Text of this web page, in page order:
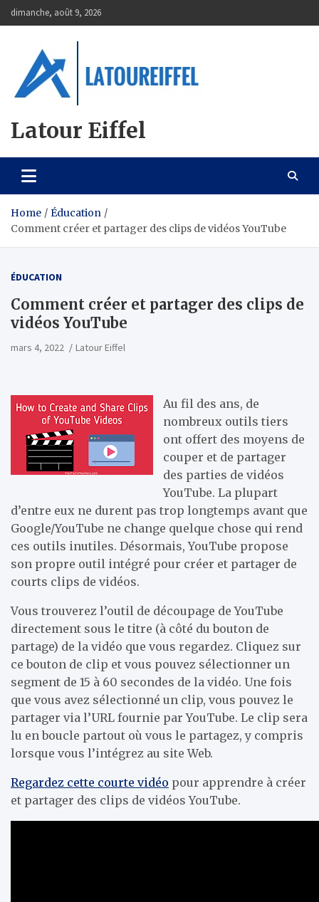
Skip
to
dimanche, août 9, 2026
Latour Eiffel
Home
Éducation
Comment créer et partager des clips de vidéos YouTube
ÉDUCATION
Comment créer et partager des clips de
vidéos YouTube
mars 4, 2022 Latour Eiffel
Au fil des ans, de
nombreux outils tiers
ont offert des moyens de
couper et de partager
des parties de vidéos
YouTube. La plupart
d’entre eux ne durent pas trop longtemps avant que
Google/YouTube ne change quelque chose qui rend
ces outils inutiles. Désormais, YouTube propose
son propre outil intégré pour créer et partager de
courts clips de vidéos.
Vous trouverez l’outil de découpage de YouTube
directement sous le titre (à côté du bouton de
partage) de la vidéo que vous regardez. Cliquez sur
ce bouton de clip et vous pouvez sélectionner un
segment de 15 à 60 secondes de la vidéo. Une fois
que vous avez sélectionné un clip, vous pouvez le
partager via l’URL fournie par YouTube. Le clip sera
lu en boucle partout où vous le partagez, y compris
lorsque vous l’intégrez au site Web.
Regardez cette courte vidéo pour apprendre à créer
et partager des clips de vidéos YouTube.